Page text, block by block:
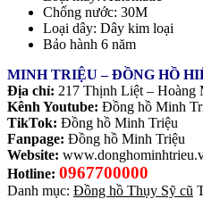
Chống nước: 30M
Loại dây: Dây kim loại
Bảo hành 6 năm
MINH TRIỆU – ĐỒNG HỒ
Địa chỉ: 217 Thịnh Liệt – Hoàng
Kênh Youtube: Đồng hồ Minh
TikTok: Đồng hồ Minh Triệu
Fanpage: Đồng hồ Minh Triệu
Website:
Hotline: 0967700000
Danh mục: Đồng hồ Thụy Sỹ cũ